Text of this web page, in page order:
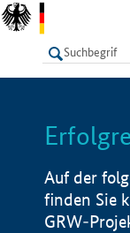
LISTE
Auf der
finden Sie
GRW-